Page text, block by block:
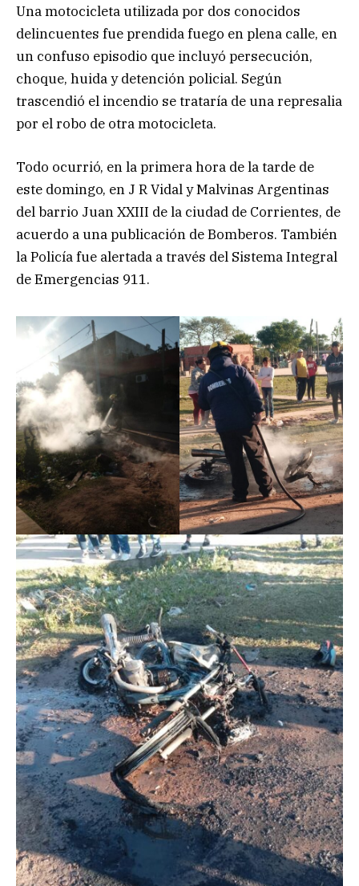
Una motocicleta utilizada por dos conocidos
delincuentes fue prendida fuego en plena calle, en
un confuso episodio que incluyó persecución,
choque, huida y detención policial. Según
trascendió el incendio se trataría de una represalia
por el robo de otra motocicleta.
Todo ocurrió, en la primera hora de la tarde de
este domingo, en J R Vidal y Malvinas Argentinas
del barrio Juan XXIII de la ciudad de Corrientes, de
acuerdo a una publicación de Bomberos. También
la Policía fue alertada a través del Sistema Integral
de Emergencias 911.